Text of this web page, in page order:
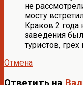
не
мосту
Краков 2
заведения
туристов,
Отмена